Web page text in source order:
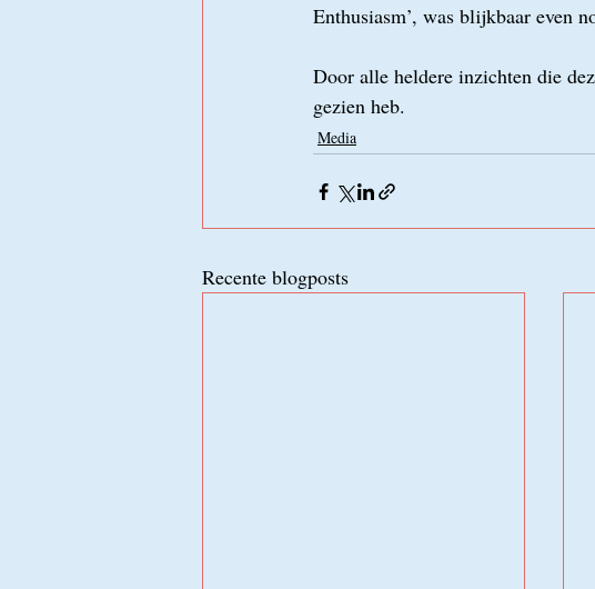
Enthusiasm’, was blijkbaar even
Door alle heldere inzichten die
gezien heb.
Media
Recente blogposts